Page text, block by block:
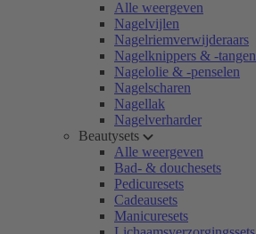
Alle weergeven
Nagelvijlen
Nagelriemverwijderaars
Nagelknippers & -tangen
Nagelolie & -penselen
Nagelscharen
Nagellak
Nagelverharder
Beautysets
Alle weergeven
Bad- & douchesets
Pedicuresets
Cadeausets
Manicuresets